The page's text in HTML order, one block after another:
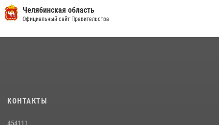
13 июля 2026, 03:02 5
Челябинская область
Официальный сайт Правительства
КОНТАКТЫ
454111